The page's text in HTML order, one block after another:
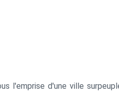
l'emprise d'une ville